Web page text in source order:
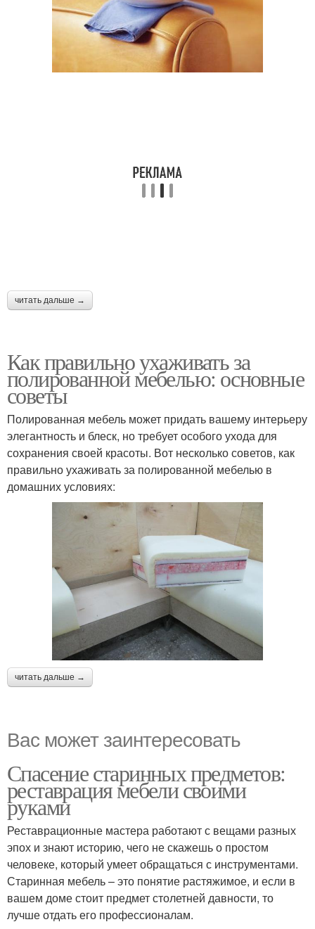
читать дальше →
Как правильно ухаживать за
полированной мебелью: основные
советы
Полированная мебель может придать вашему интерьеру
элегантность и блеск, но требует особого ухода для
сохранения своей красоты. Вот несколько советов, как
правильно ухаживать за полированной мебелью в
домашних условиях:
читать дальше →
Вас может заинтересовать
Спасение старинных предметов:
реставрация мебели своими
руками
Реставрационные мастера работают с вещами разных
эпох и знают историю, чего не скажешь о простом
человеке, который умеет обращаться с инструментами.
Старинная мебель – это понятие растяжимое, и если в
вашем доме стоит предмет столетней давности, то
лучше отдать его профессионалам.